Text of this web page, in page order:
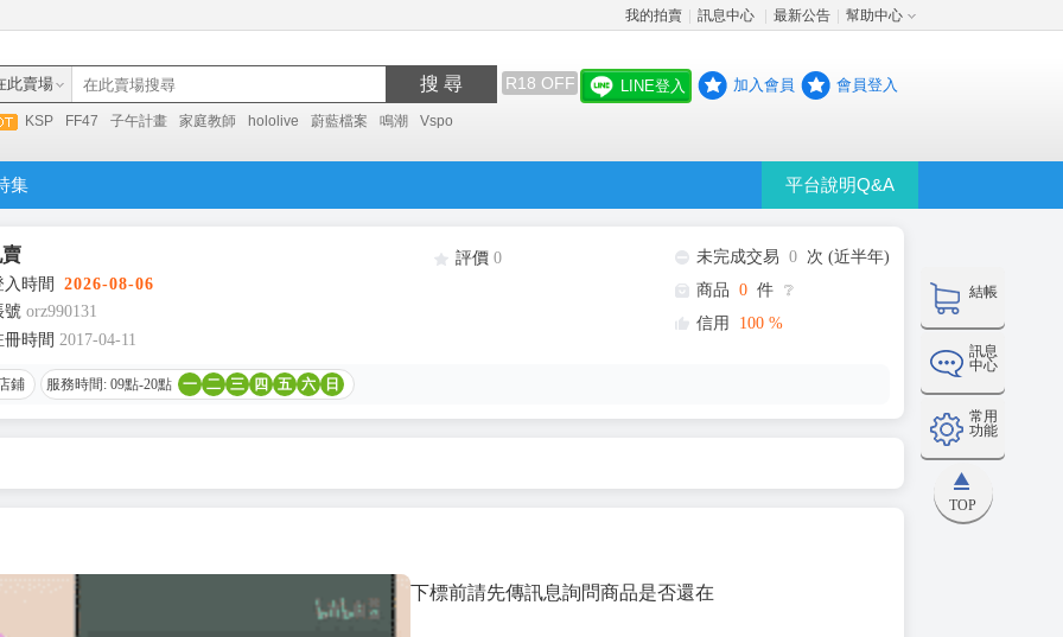
我的拍賣 訊息中心 最新公告 幫助中心
此賣場 搜 尋 R18 OFF
KSP FF47 子午計畫 家庭教師 hololive 蔚藍檔案 鳴潮 Vspo
LINE登入 加入會員 會員登入
集 平台說明Q&A
結帳
訊息
中心
常用
功能
TOP
時間
2026-08-06
號 orz990131
時間 2017-04-11
評價 0 未完成交易 0 次 (近半年)
商品 0 件 ❔
信用
100 %
鋪 服務時間: 09點-20點 一 二 三 四 五 六 日
下標前請先傳訊息詢問商品是否還在